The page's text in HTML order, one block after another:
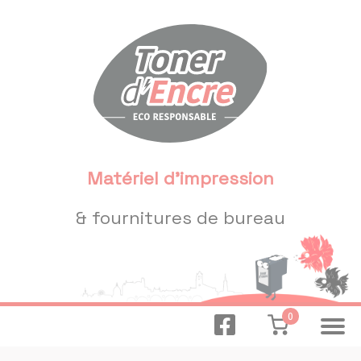
Matériel d'impression
& fournitures de bureau
0